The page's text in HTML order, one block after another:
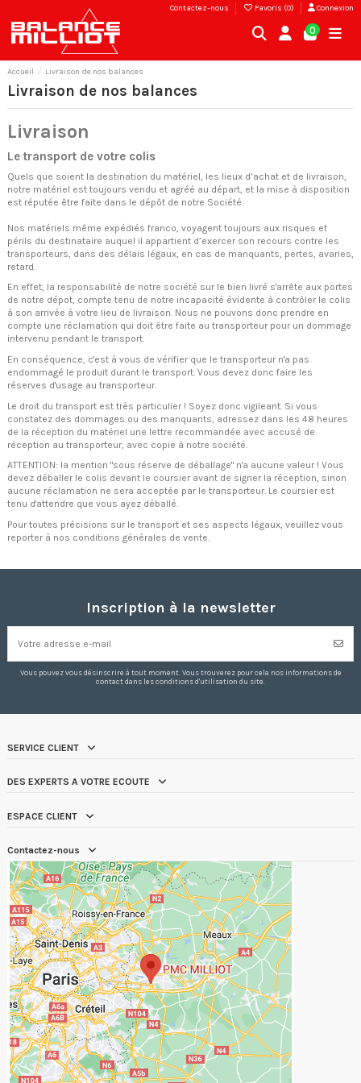
Contactez-nous Favoris (0) Connexion
0
Accueil Livraison de nos balances
Livraison de nos balances
Livraison
Le transport de votre colis
Quels que soient la destination du matériel, les lieux d’achat et de livraison,
notre matériel est toujours vendu et agréé au départ, et la mise à disposition
est réputée être faite dans le dépôt de notre Société.
Nos matériels même expédiés franco, voyagent toujours aux risques et
périls du destinataire auquel il appartient d’exercer son recours contre les
transporteurs, dans des délais légaux, en cas de manquants, pertes, avaries,
retard.
En effet, la responsabilité de notre société sur le bien livré s'arrête aux portes
de notre dépot, compte tenu de notre incapacité évidente à contrôler le colis
à son arrivée à votre lieu de livraison. Nous ne pouvons donc prendre en
compte une réclamation qui doit être faite au transporteur pour un dommage
intervenu pendant le transport.
En conséquence, c'est à vous de vérifier que le transporteur n'a pas
endommagé le produit durant le transport. Vous devez donc faire les
réserves d'usage au transporteur.
Le droit du transport est très particulier ! Soyez donc vigileant. Si vous
constatez des dommages ou des manquants, adressez dans les 48 heures
de la réception du matériel une lettre recommandée avec accusé de
réception au transporteur, avec copie à notre société.
ATTENTION: la mention "sous réserve de déballage" n'a aucune valeur ! Vous
devez déballer le colis devant le coursier avant de signer la réception, sinon
aucune réclamation ne sera acceptée par le transporteur. Le coursier est
tenu d'attendre que vous ayez déballé.
Pour toutes précisions sur le transport et ses aspects légaux, veuillez vous
reporter à nos conditions générales de vente.
Inscription à la newsletter
Vous pouvez vous désinscrire à tout moment. Vous trouverez pour cela nos informations de
contact dans les conditions d'utilisation du site.
SERVICE CLIENT
DES EXPERTS A VOTRE ECOUTE
ESPACE CLIENT
Contactez-nous